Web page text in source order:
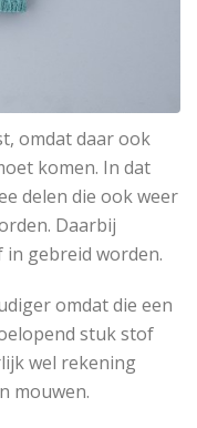
omdat daar ook
komen. In dat
delen die ook weer
Daarbij
gebreid worden.
omdat die een
stuk stof
wel rekening
mouwen.